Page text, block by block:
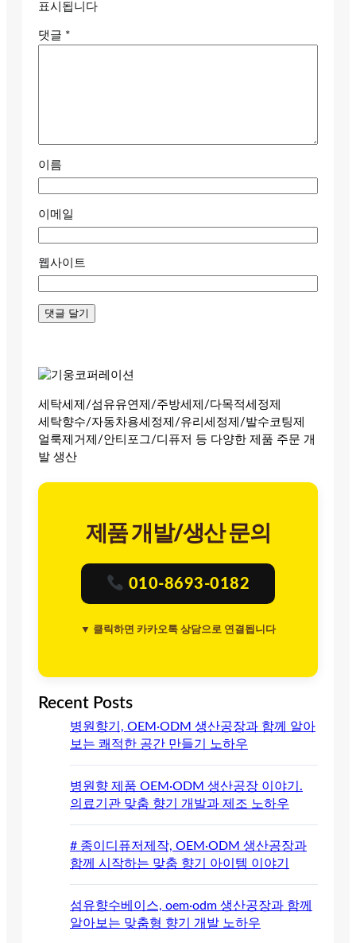
표시됩니다
댓글 *
이름
이메일
웹사이트
세탁세제/섬유유연제/주방세제/다목적세정제
세탁향수/자동차용세정제/유리세정제/발수코팅제
얼룩제거제/안티포그/디퓨저 등 다양한 제품 주문 개
발 생산
제품 개발/생산 문의
010-8693-0182
▼ 클릭하면 카카오톡 상담으로 연결됩니다
Recent Posts
병원향기, OEM·ODM 생산공장과 함께 알아
보는 쾌적한 공간 만들기 노하우
병원향 제품 OEM·ODM 생산공장 이야기.
의료기관 맞춤 향기 개발과 제조 노하우
# 종이디퓨저제작, OEM·ODM 생산공장과
함께 시작하는 맞춤 향기 아이템 이야기
섬유향수베이스, oem·odm 생산공장과 함께
알아보는 맞춤형 향기 개발 노하우